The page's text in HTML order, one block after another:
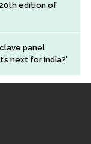
edition of
panel
next for India?’